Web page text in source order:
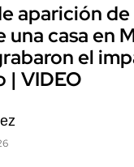
aparición
una casa en
el
| VIDEO